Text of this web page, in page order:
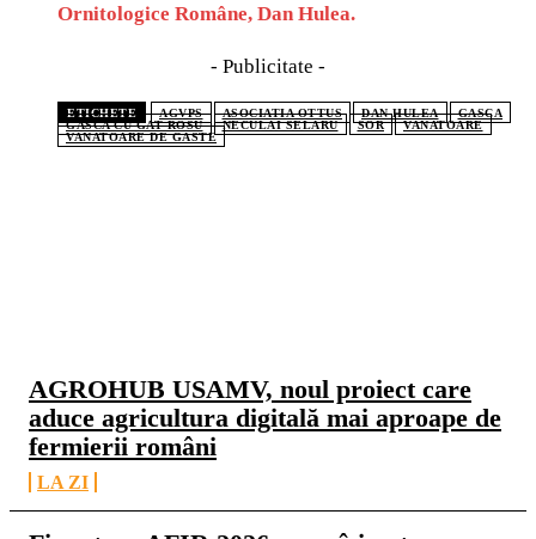
AGROHUB USAMV, noul proiect care
aduce agricultura digitală mai aproape de
fermierii români
LA ZI
Ornitologice Române, Dan Hulea.
- Publicitate -
ETICHETE AGVPS ASOCIATIA OTTUS DAN HULEA
GASCA
GASCA CU GAT ROSU
NECULAI SELARU SOR
VANATOARE
VANATOARE DE GASTE